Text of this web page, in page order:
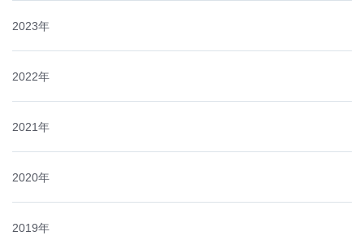
2023年
2022年
2021年
2020年
2019年